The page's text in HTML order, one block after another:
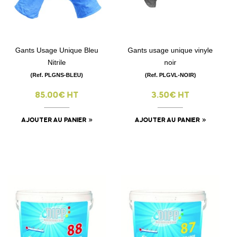
Gants Usage Unique Bleu
Nitrile
(Ref. PLGNS-BLEU)
85.00€ HT
AJOUTER AU PANIER
Gants usage unique vinyle
noir
(Ref. PLGVL-NOIR)
3.50€ HT
AJOUTER AU PANIER